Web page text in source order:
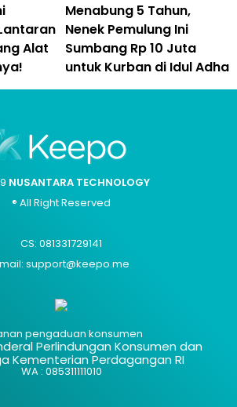
Alat
Menabung 5 Tahun,
Nenek Pemulung Ini
Sumbang Rp 10 Juta
untuk Kurban di Idul Adha
NUSANTARA TECHNOLOGY
® All Right Reserved
CS: 081331729141
support@keepo.me
pengaduan konsumen
Perlindungan Konsumen dan
Kementerian Perdagangan RI
WA : 085311111010